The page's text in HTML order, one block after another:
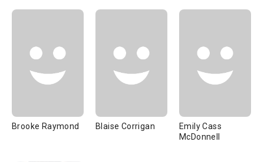
Brooke Raymond Blaise Corrigan
Emily Cass
McDonnell